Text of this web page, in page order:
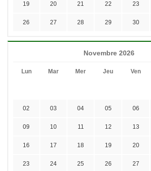
19 20 21 22 23
26 27 28 29 30
Novembre 2026
Lun Mar Mer Jeu Ven
02 03 04 05 06
09 10 11 12 13
16 17 18 19 20
23 24 25 26 27